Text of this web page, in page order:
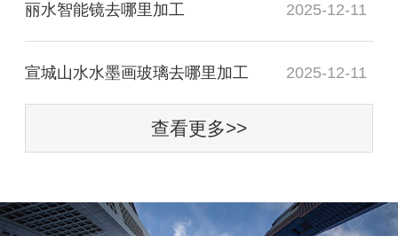
丽水智能镜去哪里加工 2025-12-11
宣城山水水墨画玻璃去哪里加工 2025-12-11
查看更多>>